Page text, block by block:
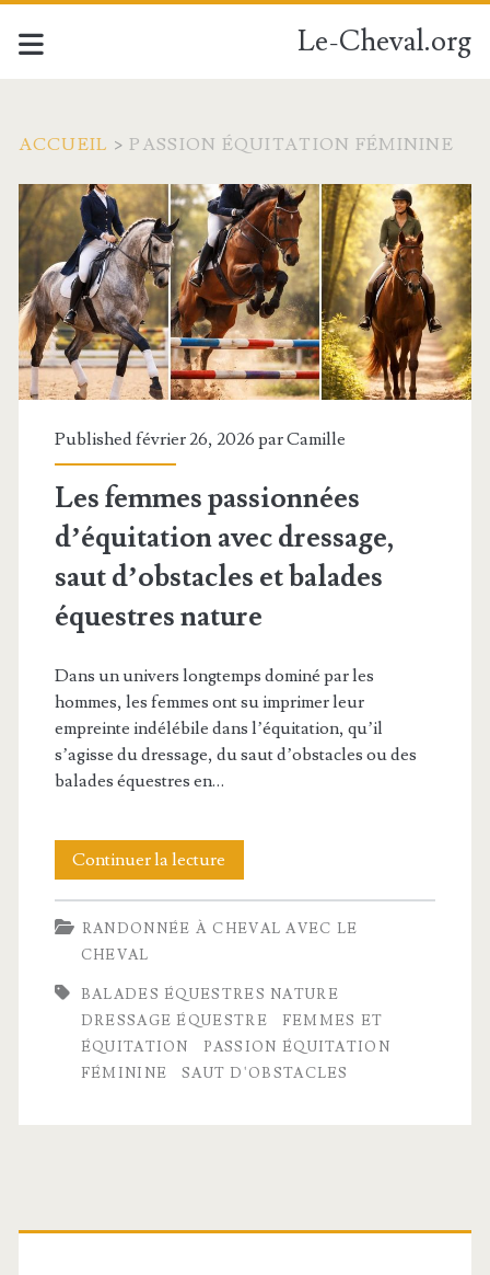
Le-Cheval.org
ACCUEIL >PASSION ÉQUITATION FÉMININE
Étiquette :
<span>passion
équitation
féminine</span>
Published février 26, 2026 parCamille
Les femmes passionnées
d’équitation avec dressage,
saut d’obstacles et balades
équestres nature
Dans un univers longtemps dominé par les
hommes, les femmes ont su imprimer leur
empreinte indélébile dans l’équitation, qu’il
s’agisse du dressage, du saut d’obstacles ou des
balades équestres en…
Continuer la lecture
femmes
passionnées
avec
dressage,
RANDONNÉE À CHEVAL AVEC LE
CHEVAL
BALADES ÉQUESTRES NATURE
DRESSAGE ÉQUESTRE
FEMMES ET
ÉQUITATION
PASSION ÉQUITATION
FÉMININE
SAUT D'OBSTACLES
Barre